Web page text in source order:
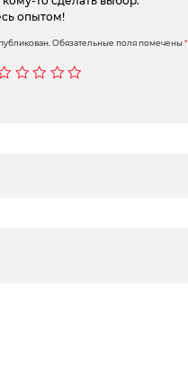
опытом!
Обязательные поля помечены*